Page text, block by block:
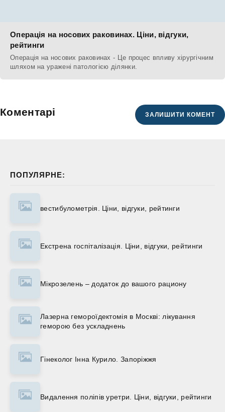
ПОПУЛЯРНЕ:
вестибулометрія. Ціни, відгуки, рейтинги
Екстрена госпіталізація. Ціни, відгуки, рейтинги
Мікрозелень – додаток до вашого рациону
Лазерна гемороїдектомія в Москві: лікування
геморою без ускладнень
Гінеколог Інна Курило. Запоріжжя
Видалення поліпів уретри. Ціни, відгуки, рейтинги
Операція на носових раковинах. Ціни, відгуки,
рейтинги
Операція на носових раковинах - Це процес впливу хірургічним
шляхом на уражені патологією ділянки.
Коментарі ЗАЛИШИТИ КОМЕНТ